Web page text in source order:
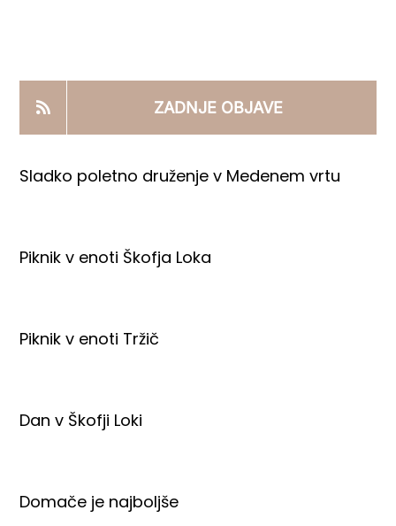
PRODAJNI IZDELKI
AKTUALNO
ZADNJE OBJAVE
Sladko poletno druženje v Medenem vrtu
Piknik v enoti Škofja Loka
Piknik v enoti Tržič
Dan v Škofji Loki
Domače je najboljše